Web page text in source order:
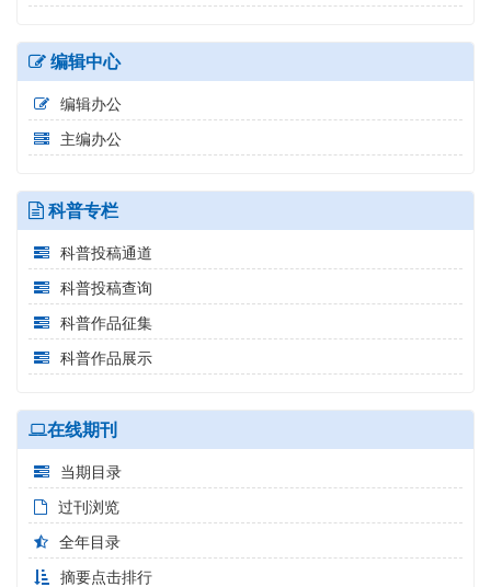
编辑中心
编辑办公
主编办公
科普专栏
科普投稿通道
科普投稿查询
科普作品征集
科普作品展示
在线期刊
当期目录
过刊浏览
全年目录
摘要点击排行